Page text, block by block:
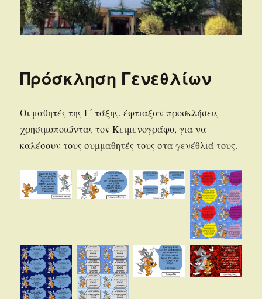
Πρόσκληση Γενεθλίων
Οι μαθητές της Γ΄ τάξης, έφτιαξαν προσκλήσεις
χρησιμοποιώντας τον Κειμενογράφο, για να
καλέσουν τους συμμαθητές τους στα γενέθλιά τους.